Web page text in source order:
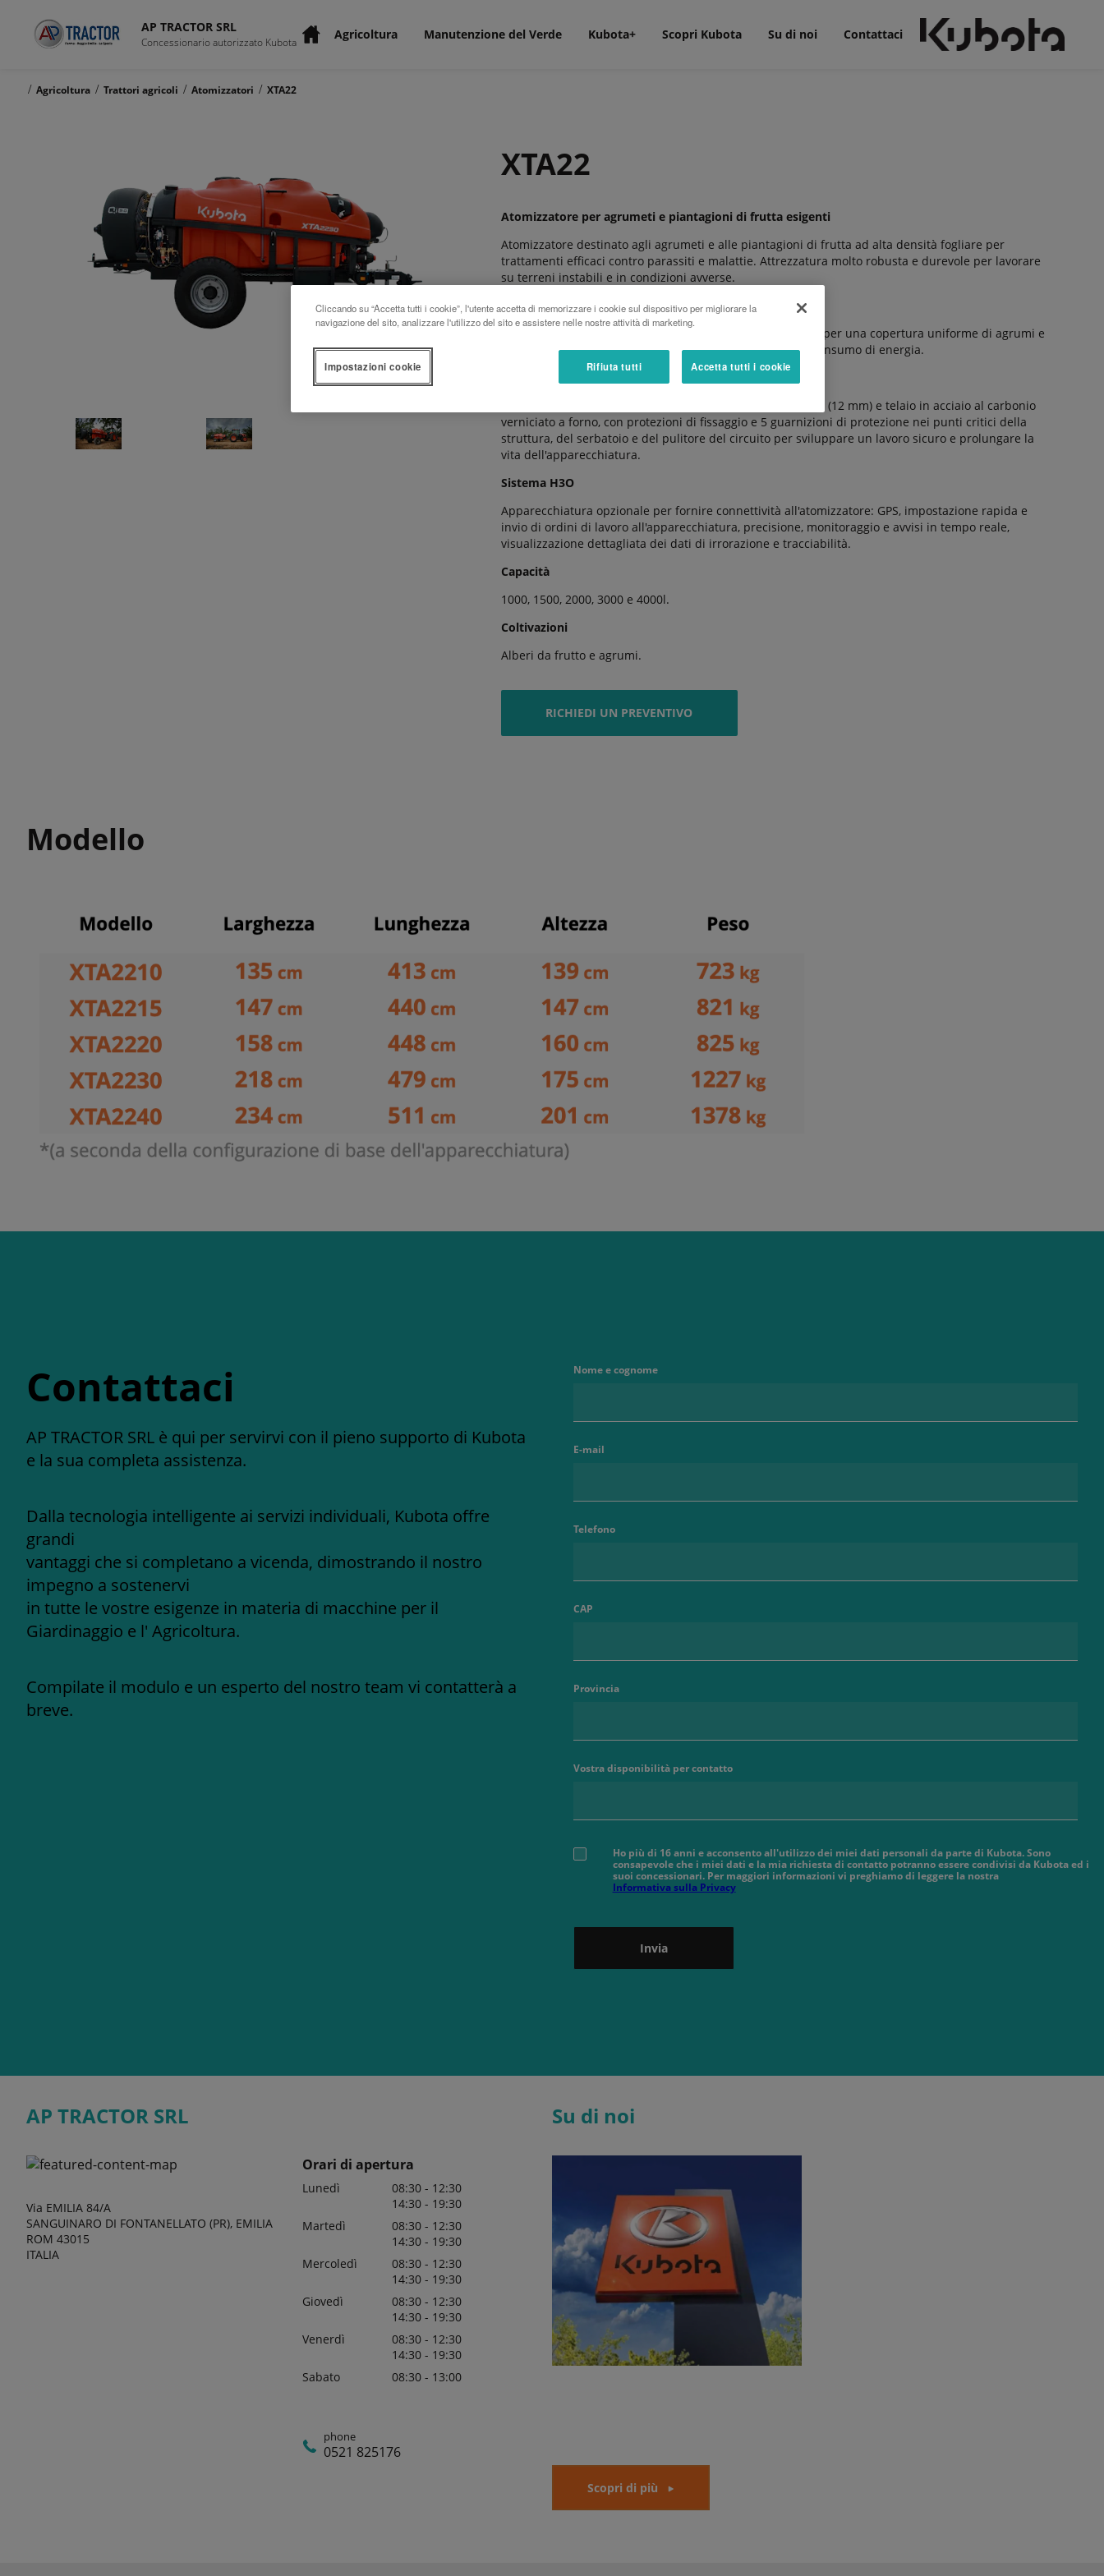
AP TRACTOR SRL
Concessionario autorizzato Kubota Agricoltura Manutenzione del Verde Kubota+ Scopri Kubota Su di noi Contattaci
/ Agricoltura / Trattori agricoli / Atomizzatori / XTA22
XTA22
Atomizzatore per agrumeti e piantagioni di frutta esigenti
Atomizzatore destinato agli agrumeti e alle piantagioni di frutta ad alta densità fogliare per
trattamenti efficaci contro parassiti e malattie. Attrezzatura molto robusta e durevole per lavorare
su terreni instabili e in condizioni avverse.
Efficacia ed efficienza
Dotato di gruppo d'aria Dinamic Qi 9.0 (diametro 900 mm) per una copertura uniforme di agrumi e
alberi da frutto. Esegue trattamenti efficaci riducendo il consumo di energia.
Serbatoio in polietilene (8 mm) rinforzato nelle aree chiave (12 mm) e telaio in acciaio al carbonio
verniciato a forno, con protezioni di fissaggio e 5 guarnizioni di protezione nei punti critici della
struttura, del serbatoio e del pulitore del circuito per sviluppare un lavoro sicuro e prolungare la
vita dell'apparecchiatura.
Sistema H3O
Apparecchiatura opzionale per fornire connettività all'atomizzatore: GPS, impostazione rapida e
invio di ordini di lavoro all'apparecchiatura, precisione, monitoraggio e avvisi in tempo reale,
visualizzazione dettagliata dei dati di irrorazione e tracciabilità.
Capacità
1000, 1500, 2000, 3000 e 4000l.
Coltivazioni
Alberi da frutto e agrumi.
RICHIEDI UN PREVENTIVO
Modello
Contattaci
AP TRACTOR SRL è qui per servirvi con il pieno supporto di Kubota
e la sua completa assistenza.
Dalla tecnologia intelligente ai servizi individuali, Kubota offre
grandi
vantaggi che si completano a vicenda, dimostrando il nostro
impegno a sostenervi
in tutte le vostre esigenze in materia di macchine per il
Giardinaggio e l' Agricoltura.
Compilate il modulo e un esperto del nostro team vi contatterà a
breve.
Nome e cognome
E-mail
Telefono
CAP
Provincia
Vostra disponibilità per contatto
Ho più di 16 anni e acconsento all'utilizzo dei miei dati personali da parte di Kubota. Sono
consapevole che i miei dati e la mia richiesta di contatto potranno essere condivisi da Kubota ed i
suoi concessionari. Per maggiori informazioni vi preghiamo di leggere la nostra
Informativa sulla Privacy
Invia
AP TRACTOR SRL
Via EMILIA 84/A
SANGUINARO DI FONTANELLATO (PR), EMILIA
ROM 43015
ITALIA
Orari di apertura
Lunedì
08:30 - 12:30
14:30 - 19:30
Martedì
08:30 - 12:30
14:30 - 19:30
Mercoledì
08:30 - 12:30
14:30 - 19:30
Giovedì
08:30 - 12:30
14:30 - 19:30
Venerdì
08:30 - 12:30
14:30 - 19:30
Sabato
08:30 - 13:00
phone
0521 825176
Su di noi
Scopri di più
Cliccando su “Accetta tutti i cookie”, l'utente accetta di memorizzare i cookie sul dispositivo per migliorare la
navigazione del sito, analizzare l'utilizzo del sito e assistere nelle nostre attività di marketing.
Rifiuta tutti Accetta tutti i cookie
Impostazioni cookie